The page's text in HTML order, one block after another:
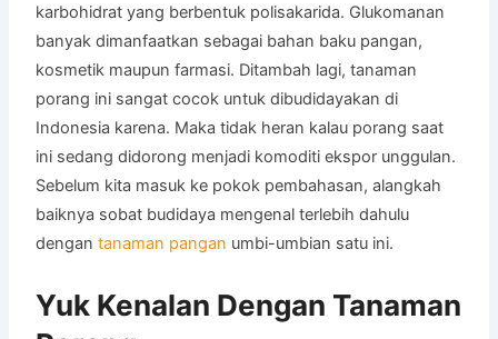
karbohidrat yang berbentuk polisakarida. Glukomanan
banyak dimanfaatkan sebagai bahan baku pangan,
kosmetik maupun farmasi. Ditambah lagi, tanaman
porang ini sangat cocok untuk dibudidayakan di
Indonesia karena. Maka tidak heran kalau porang saat
ini sedang didorong menjadi komoditi ekspor unggulan.
Sebelum kita masuk ke pokok pembahasan, alangkah
baiknya sobat budidaya mengenal terlebih dahulu
dengantanaman pangan umbi-umbian satu ini.
Yuk Kenalan Dengan Tanaman